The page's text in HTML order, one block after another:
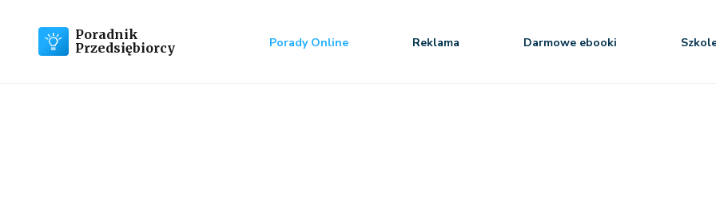
Poradnik
Przedsiębiorcy
Porady Online Reklama Darmowe ebooki